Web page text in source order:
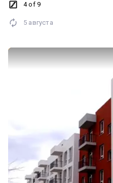
4 of 9
5 августа